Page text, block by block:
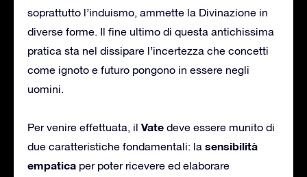
soprattutto l’induismo, ammette la Divinazione in
diverse forme. Il fine ultimo di questa antichissima
pratica sta nel dissipare l’incertezza che concetti
come ignoto e futuro pongono in essere negli
uomini.
Per venire effettuata, il Vate deve essere munito di
due caratteristiche fondamentali: la sensibilità
empatica per poter ricevere ed elaborare